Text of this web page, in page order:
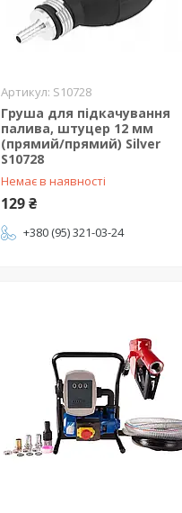
S10728
Груша для підкачування
палива, штуцер 12 мм
(прямий/прямий) Silver
S10728
Немає в наявності
129 ₴
+380 (95) 321-03-24